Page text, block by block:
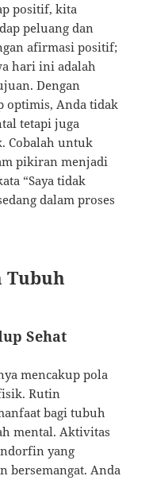
positif, kita
peluang dan
afirmasi positif;
hari ini adalah
Dengan
optimis, Anda tidak
tetapi juga
Cobalah untuk
pikiran menjadi
“Saya tidak
dalam proses
Tubuh
Sehat
mencakup pola
Rutin
bagi tubuh
mental. Aktivitas
yang
bersemangat. Anda